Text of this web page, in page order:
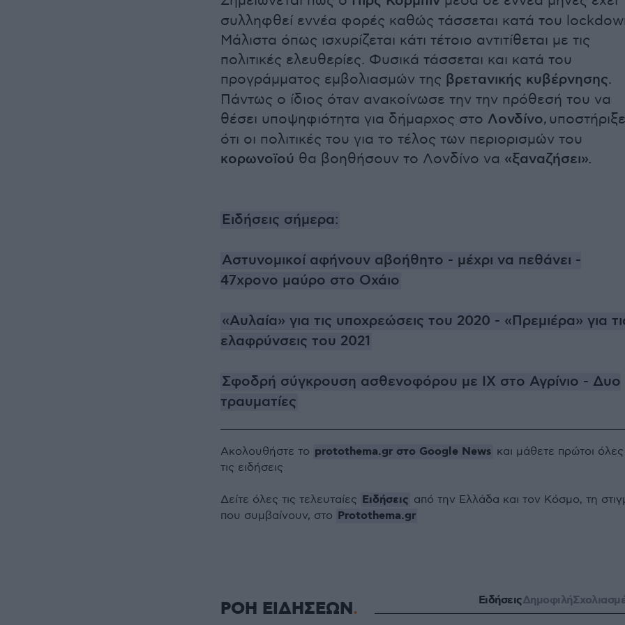
συλληφθεί εννέα φορές καθώς τάσσεται κατά του
Μάλιστα όπως ισχυρίζεται κάτι τέτοιο αντιτίθεται με τις
πολιτικές ελευθερίες. Φυσικά τάσσεται και κατά του
προγράμματος εμβολιασμών της βρετανικής κυβέρνησης.
Πάντως ο ίδιος όταν ανακοίνωσε την την πρόθεσή του να
θέσει υποψηφιότητα για δήμαρχος στο Λονδίνο, υποστήριξε
ότι οι πολιτικές του για το τέλος των περιορισμών του
κορωνοϊού θα βοηθήσουν το Λονδίνο να «ξαναζήσει».
Ειδήσεις σήμερα:
Αστυνομικοί αφήνουν αβοήθητο - μέχρι να πεθάνει -
47χρονο μαύρο στο Οχάιο
«Αυλαία» για τις υποχρεώσεις του 2020 - «Πρεμιέρα» για
ελαφρύνσεις του 2021
Σφοδρή σύγκρουση ασθενοφόρου με ΙΧ στο Αγρίνιο - Δυο
τραυματίες
Ακολουθήστε το protothema.gr στο Google News και μάθετε πρώτοι όλες
τις ειδήσεις
Δείτε όλες τις τελευταίες Ειδήσεις από την Ελλάδα και τον Κόσμο, τη
που συμβαίνουν, στο Protothema.gr
ΡΟΗ ΕΙΔΗΣΕΩΝ ΕιδήσειςΔημοφιλή